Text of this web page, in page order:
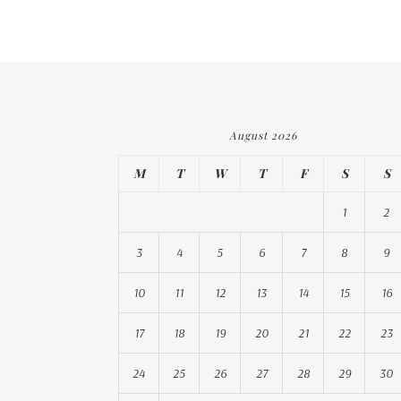
August 2026
M T W T F S S
1 2
3 4 5 6 7 8 9
10 11 12 13 14 15 16
17 18 19 20 21 22 23
24 25 26 27 28 29 30